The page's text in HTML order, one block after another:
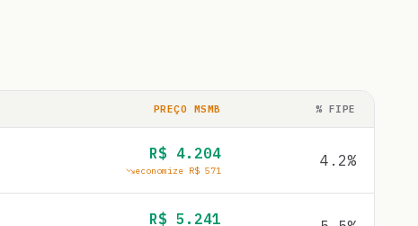
PREÇO MSMB % FIPE
R$ 4.204
economize R$ 571
4.2%
R$ 5.241